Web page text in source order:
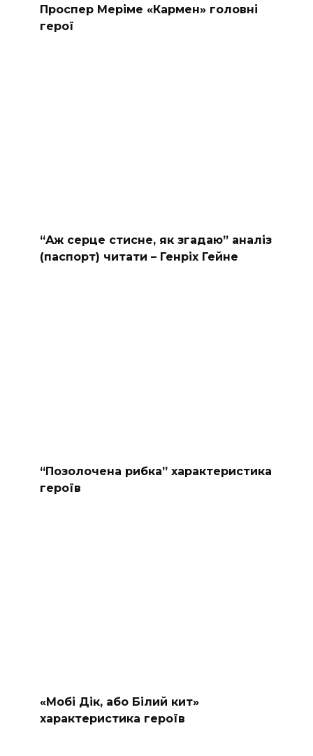
Проспер Меріме «Кармен» головні
герої
“Аж серце стисне, як згадаю” аналіз
(паспорт) читати – Генріх Гейне
“Позолочена рибка” характеристика
героїв
«Мобі Дік, або Білий кит»
характеристика героїв